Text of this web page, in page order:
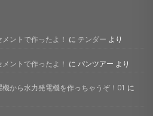
ントで作ったよ！ に テンダー より
ントで作ったよ！ に パンツアー より
から水力発電機を作っちゃうぞ！01 に